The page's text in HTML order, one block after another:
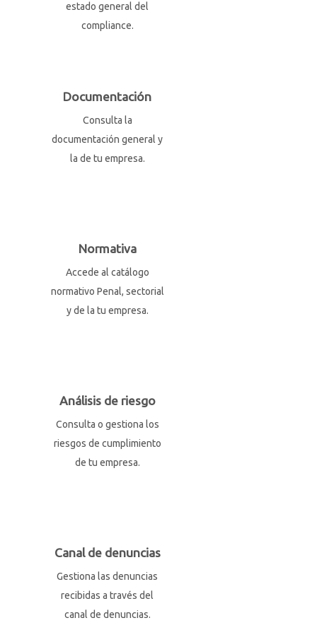
estado general del
compliance.
Documentación
Consulta la
documentación general y
la de tu empresa.
Normativa
Accede al catálogo
normativo Penal, sectorial
y de la tu empresa.
Análisis de riesgo
Consulta o gestiona los
riesgos de cumplimiento
de tu empresa.
Canal de denuncias
Gestiona las denuncias
recibidas a través del
canal de denuncias.